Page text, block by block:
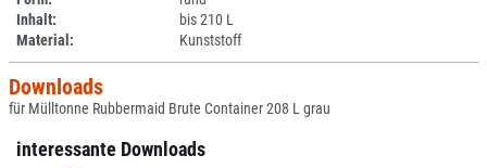
Inhalt:
bis 210 L
Material:
Kunststoff
Downloads
für Mülltonne Rubbermaid Brute Container 208 L grau
interessante Downloads